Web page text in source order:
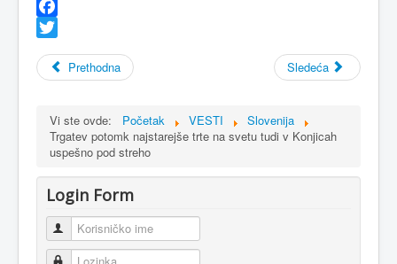
Facebook
Prethodna
Sledeća
Vi ste ovde: Početak VESTI
Slovenija
Trgatev potomk najstarejše trte na svetu tudi v Konjicah
uspešno pod streho
Login Form
Korisničko ime